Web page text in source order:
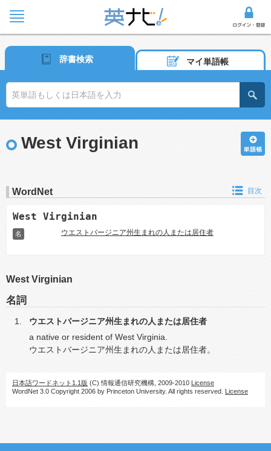
辞書検索 マイ単語帳
West Virginian
WordNet 目次
West Virginian
名 ウエストバージニア州生まれの人または居住者
West Virginian
名詞
ウエストバージニア州生まれの人または居住者
a native or resident of West Virginia.
ウエストバージニア州生まれの人または居住者。
日本語ワードネット1.1版 (C) 情報通信研究機構, 2009-2010 License
WordNet 3.0 Copyright 2006 by Princeton University. All rights reserved. License